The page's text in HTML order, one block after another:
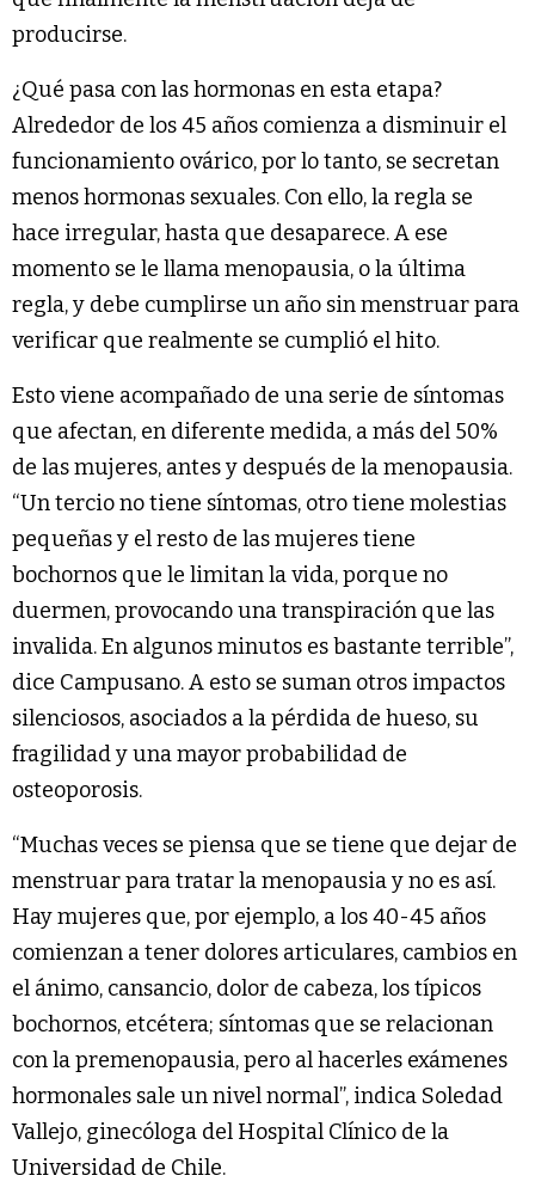
producirse.
¿Qué pasa con las hormonas en esta etapa?
Alrededor de los 45 años comienza a disminuir el
funcionamiento ovárico, por lo tanto, se secretan
menos hormonas sexuales. Con ello, la regla se
hace irregular, hasta que desaparece. A ese
momento se le llama menopausia, o la última
regla, y debe cumplirse un año sin menstruar para
verificar que realmente se cumplió el hito.
Esto viene acompañado de una serie de síntomas
que afectan, en diferente medida, a más del 50%
de las mujeres, antes y después de la menopausia.
“Un tercio no tiene síntomas, otro tiene molestias
pequeñas y el resto de las mujeres tiene
bochornos que le limitan la vida, porque no
duermen, provocando una transpiración que las
invalida. En algunos minutos es bastante terrible”,
dice Campusano. A esto se suman otros impactos
silenciosos, asociados a la pérdida de hueso, su
fragilidad y una mayor probabilidad de
osteoporosis.
“Muchas veces se piensa que se tiene que dejar de
menstruar para tratar la menopausia y no es así.
Hay mujeres que, por ejemplo, a los 40-45 años
comienzan a tener dolores articulares, cambios en
el ánimo, cansancio, dolor de cabeza, los típicos
bochornos, etcétera; síntomas que se relacionan
con la premenopausia, pero al hacerles exámenes
hormonales sale un nivel normal”, indica Soledad
Vallejo, ginecóloga del Hospital Clínico de la
Universidad de Chile.